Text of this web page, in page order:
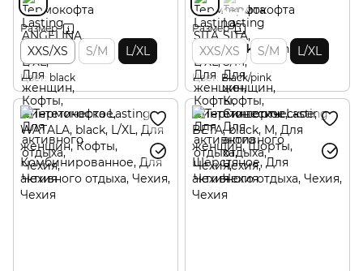
Размер
XXS/XS S/M L/XL
Цвет black
Размер
XXS/XS S/M L/XL
Цвет Black/pink